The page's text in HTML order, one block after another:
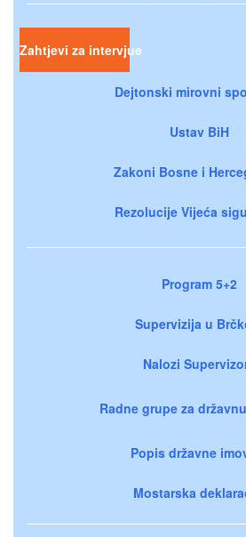
Zahtjevi za intervjue
Dejtonski mirovni
Ustav BiH
Zakoni Bosne i
Rezolucije Vijeća
Program 5+2
Supervizija u
Nalozi
Radne grupe za
Popis državne
Mostarska